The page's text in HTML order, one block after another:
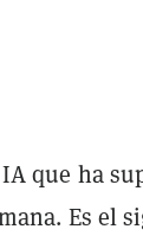
que ha
Es el